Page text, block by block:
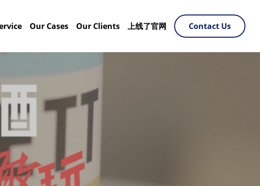
Our Cases Our Clients 上线了官网 Contact Us